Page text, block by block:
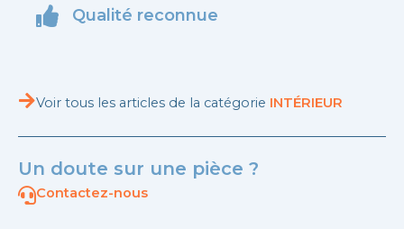
Qualité reconnue
Voir tous les articles de la catégorie INTÉRIEUR
Un doute sur une pièce ?
Contactez-nous